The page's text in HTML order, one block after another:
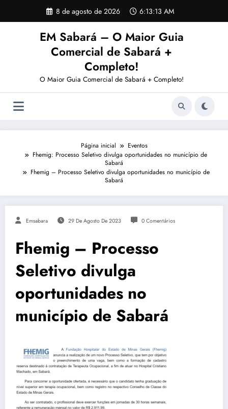
o
8 de agosto de 2026 6:13:13 AM
EM Sabará – O Maior Guia
Comercial de Sabará +
Completo!
O Maior Guia Comercial de Sabará + Completo!
Página inicial
Eventos
Fhemig: Processo Seletivo divulga oportunidades no município de
Sabará
Fhemig – Processo Seletivo divulga oportunidades no município de
Sabará
Emsabara 29 De Agosto De 2023 0 Comentários
Fhemig – Processo
Seletivo divulga
oportunidades no
município de Sabará